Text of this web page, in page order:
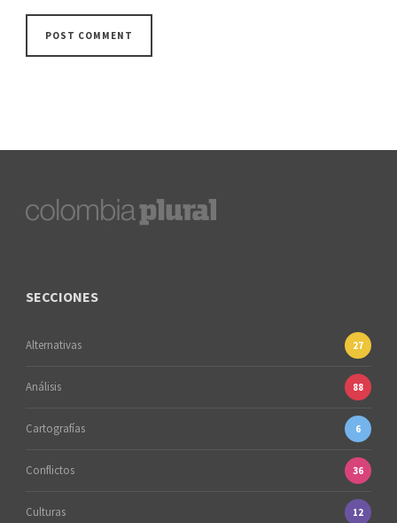
SECCIONES
Alternativas 27
Análisis 88
Cartografías 6
Conflictos 36
Culturas 12